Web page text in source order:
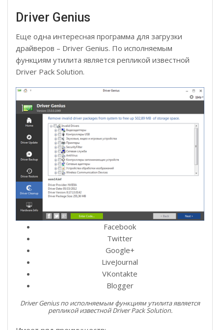
Driver Genius
Еще одна интересная программа для загрузки
драйверов – Driver Genius. По исполняемым
функциям утилита является репликой известной
Driver Pack Solution.
Facebook
Twitter
Google+
LiveJournal
VKontakte
Blogger
Driver Genius по исполняемым функциям утилита является
репликой известной Driver Pack Solution.